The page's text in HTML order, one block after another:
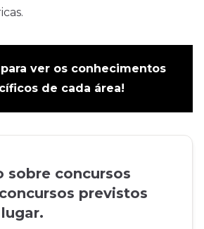
ver os conhecimentos
de cada área!
sobre concursos
previstos